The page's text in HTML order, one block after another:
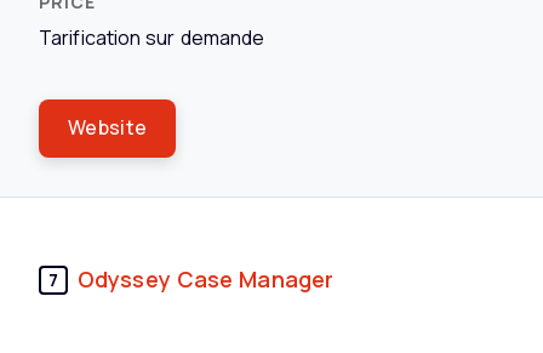
Tarification sur demande
Website
7 Odyssey Case Manager